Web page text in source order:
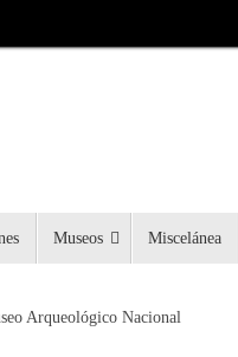
Museos Miscelánea
Arqueológico Nacional